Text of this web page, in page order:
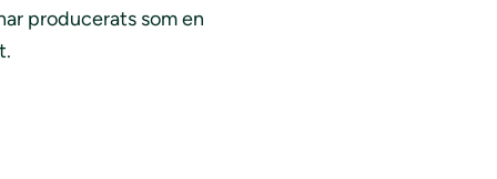
producerats som en